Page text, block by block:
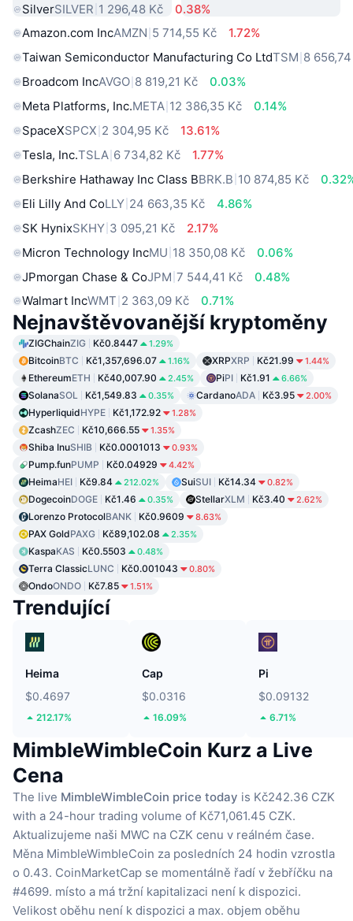
SilverSILVER 1 296,48 Kč
0.38%
Amazon.com IncAMZN 5 714,55 Kč
1.72%
Taiwan Semiconductor Manufacturing Co LtdTSM 8
Broadcom IncAVGO 8 819,21 Kč
0.03%
Meta Platforms, Inc.META 12 386,35 Kč
0.14%
SpaceXSPCX 2 304,95 Kč
13.61%
Tesla, Inc.TSLA 6 734,82 Kč
1.77%
Berkshire Hathaway Inc Class BBRK.B 10 874,85 Kč
Eli Lilly And CoLLY 24 663,35 Kč
4.86%
SK HynixSKHY 3 095,21 Kč
2.17%
Micron Technology IncMU 18 350,08 Kč
0.06%
JPmorgan Chase & CoJPM 7 544,41 Kč
0.48%
Walmart IncWMT 2 363,09 Kč 0.71%
Nejnavštěvovanější kryptoměny
ZIGChainZIG Kč0.8447 1.29%
BitcoinBTC Kč1,357,696.07 1.16% XRPXRP Kč21.99 1.44%
EthereumETH Kč40,007.90 2.45% PiPI Kč1.91 6.66%
SolanaSOL Kč1,549.83 0.35% CardanoADA Kč3.95 2.00%
HyperliquidHYPE Kč1,172.92 1.28%
ZcashZEC Kč10,666.55 1.35%
Shiba InuSHIB Kč0.0001013 0.93%
Pump.funPUMP Kč0.04929 4.42%
HeimaHEI Kč9.84 212.02% SuiSUI Kč14.34 0.82%
DogecoinDOGE Kč1.46 0.35% StellarXLM Kč3.40 2.62%
Lorenzo ProtocolBANK Kč0.9609 8.63%
PAX GoldPAXG Kč89,102.08 2.35%
KaspaKAS Kč0.5503 0.48%
Terra ClassicLUNC Kč0.001043 0.80%
OndoONDO Kč7.85 1.51%
Trendující
Heima
$0.4697
212.17%
Cap
$0.0316
16.09%
Pi
$0.09132
6.71%
MimbleWimbleCoin Kurz a Live
Cena
The live MimbleWimbleCoin price today is Kč242.36 CZK
with a 24-hour trading volume of Kč71,061.45 CZK.
Aktualizujeme naši MWC na CZK cenu v reálném čase.
Měna MimbleWimbleCoin za posledních 24 hodin vzrostla
o 0.43. CoinMarketCap se momentálně řadí v žebříčku na
#4699. místo a má tržní kapitalizaci není k dispozici.
Velikost oběhu není k dispozici a max. objem oběhu